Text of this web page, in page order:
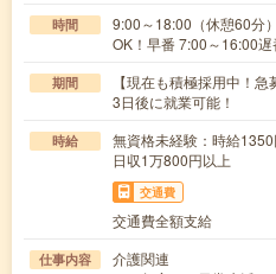
時間
9:00～18:00（休憩60分
OK！早番 7:00～16:00
期間
【現在も積極採用中！
3日後に就業可能！
時給
無資格未経験：時給
日収1万800円以上
交通費
交通費全額支給
仕事内容
介護関連